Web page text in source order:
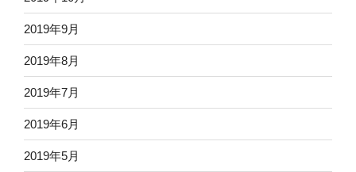
2019年9月
2019年8月
2019年7月
2019年6月
2019年5月